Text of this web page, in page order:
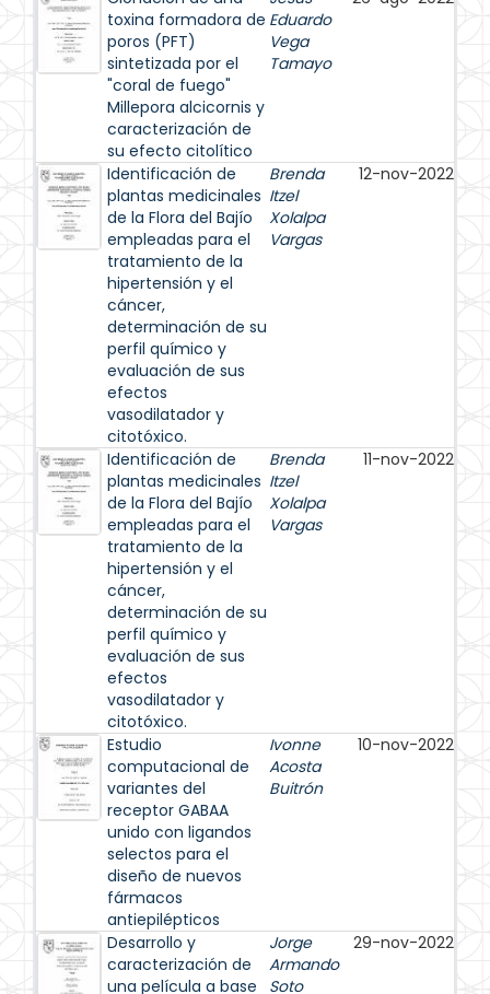
toxina formadora de
poros (PFT)
sintetizada por el
"coral de fuego"
Millepora alcicornis y
caracterización de
su efecto citolítico
Eduardo
Vega
Tamayo
Identificación de
plantas medicinales
de la Flora del Bajío
empleadas para el
tratamiento de la
hipertensión y el
cáncer,
determinación de su
perfil químico y
evaluación de sus
efectos
vasodilatador y
citotóxico.
Brenda
Itzel
Xolalpa
Vargas
12-nov-2022
Identificación de
plantas medicinales
de la Flora del Bajío
empleadas para el
tratamiento de la
hipertensión y el
cáncer,
determinación de su
perfil químico y
evaluación de sus
efectos
vasodilatador y
citotóxico.
Brenda
Itzel
Xolalpa
Vargas
11-nov-2022
Estudio
computacional de
variantes del
receptor GABAA
unido con ligandos
selectos para el
diseño de nuevos
fármacos
antiepilépticos
Ivonne
Acosta
Buitrón
10-nov-2022
Desarrollo y
caracterización de
una película a base
Jorge
Armando
Soto
29-nov-2022